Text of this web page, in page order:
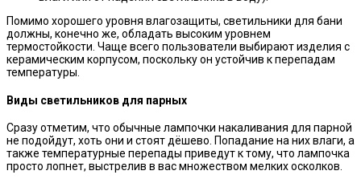
Помимо хорошего уровня влагозащиты, светильники для бани
должны, конечно же, обладать высоким уровнем
термостойкости. Чаще всего пользователи выбирают изделия с
керамическим корпусом, поскольку он устойчив к перепадам
температуры.
Виды светильников для парных
Сразу отметим, что обычные лампочки накаливания для парной
не подойдут, хоть они и стоят дёшево. Попадание на них влаги, а
также температурные перепады приведут к тому, что лампочка
просто лопнет, выстрелив в вас множеством мелких осколков.